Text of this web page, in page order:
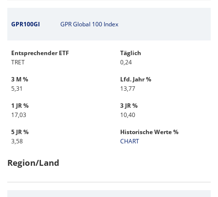
GPR100GI GPR Global 100 Index
Entsprechender ETF
TRET
Täglich
0,24
3 M %
5,31
Lfd. Jahr %
13,77
1 JR %
17,03
3 JR %
10,40
5 JR %
3,58
Historische Werte %
CHART
Region/Land